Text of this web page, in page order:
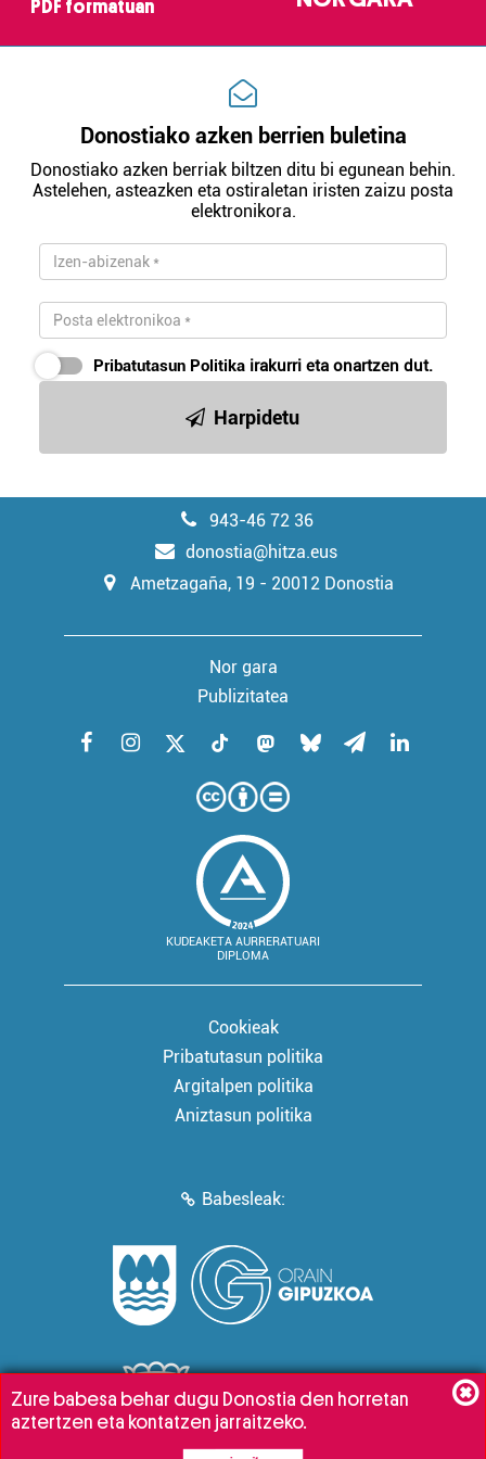
PDF formatuan
Donostiako azken berrien buletina
Donostiako azken berriak biltzen ditu bi egunean behin.
Astelehen, asteazken eta ostiraletan iristen zaizu posta
elektronikora.
Pribatutasun Politika irakurri eta onartzen dut.
Harpidetu
943-46 72 36
donostia@hitza.eus
Ametzagaña, 19 - 20012 Donostia
Nor gara
Publizitatea
KUDEAKETA AURRERATUARI
DIPLOMA
Cookieak
Pribatutasun politika
Argitalpen politika
Aniztasun politika
Babesleak:
Zure babesa behar dugu Donostia den horretan
aztertzen eta kontatzen jarraitzeko.